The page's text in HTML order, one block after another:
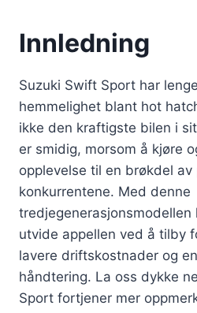
Innledning
Suzuki Swift Sport har
hemmelighet blant hot
ikke den kraftigste bilen i
er smidig, morsom å kjøre
opplevelse til en brøkdel av
konkurrentene. Med denne
tredjegenerasjonsmodellen
utvide appellen ved å tilby
lavere driftskostnader og
håndtering. La oss dykke
Sport fortjener mer